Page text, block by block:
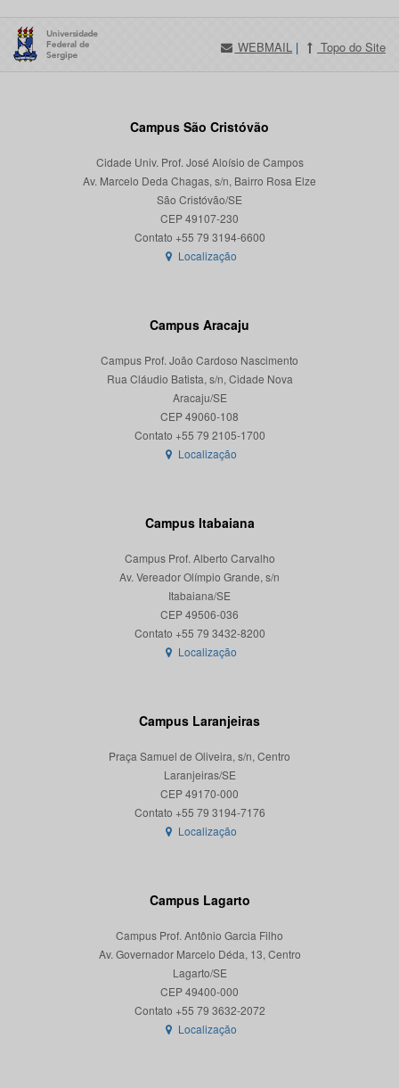
WEBMAIL | Topo do Site
Campus São Cristóvão
Cidade Univ. Prof. José Aloísio de Campos
Av. Marcelo Deda Chagas, s/n, Bairro Rosa Elze
São Cristóvão/SE
CEP 49107-230
Localização
Campus Aracaju
Campus Prof. João Cardoso Nascimento
Rua Cláudio Batista, s/n, Cidade Nova
Aracaju/SE
CEP 49060-108
Localização
Campus Itabaiana
Campus Prof. Alberto Carvalho
Av. Vereador Olímpio Grande, s/n
Itabaiana/SE
CEP 49506-036
Localização
Campus Laranjeiras
Praça Samuel de Oliveira, s/n, Centro
Laranjeiras/SE
CEP 49170-000
Localização
Campus Lagarto
Campus Prof. Antônio Garcia Filho
Av. Governador Marcelo Déda, 13, Centro
Lagarto/SE
CEP 49400-000
Localização